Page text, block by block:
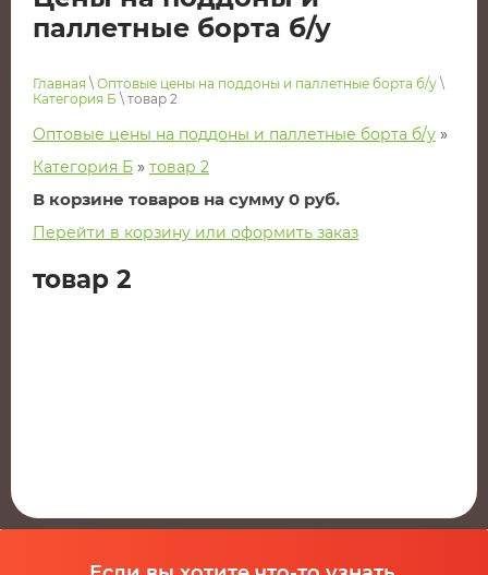
паллетные борта б/у
Главная \ Оптовые цены на поддоны и паллетные борта б/у \
Категория Б \ товар 2
Оптовые цены на поддоны и паллетные борта б/у »
Категория Б » товар 2
В корзине товаров на сумму 0 руб.
Перейти в корзину или оформить заказ
товар 2